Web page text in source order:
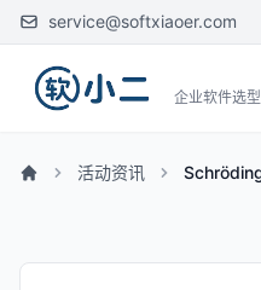
service@softxiaoer.com
企业软件选
活动资讯